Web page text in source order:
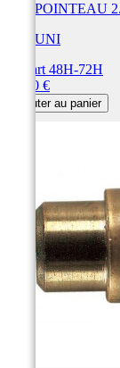
KIT POINTEAU
MIKUNI
Départ 48H-72H
33,60 €
Ajouter au panier